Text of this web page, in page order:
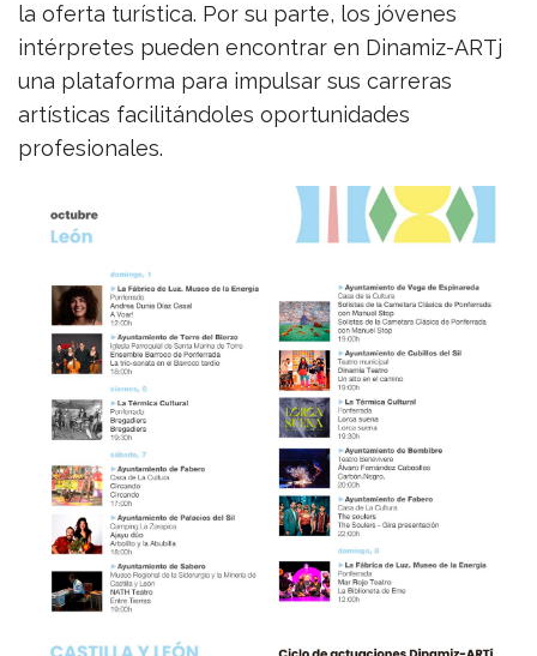
la oferta turística. Por su parte, los jóvenes
intérpretes pueden encontrar en Dinamiz-ARTj
una plataforma para impulsar sus carreras
artísticas facilitándoles oportunidades
profesionales.